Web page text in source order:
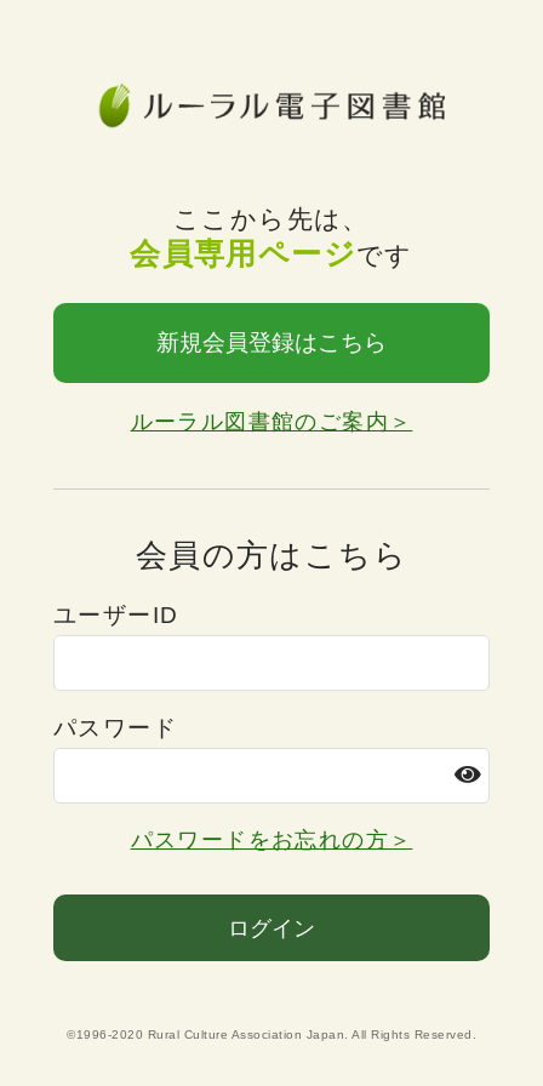
ここから先は、
会員専用ページです
新規会員登録はこちら
ルーラル図書館のご案内＞
会員の方はこちら
ユーザーID
パスワード
パスワードをお忘れの方＞
ログイン
©1996-2020 Rural Culture Association Japan. All Rights Reserved.